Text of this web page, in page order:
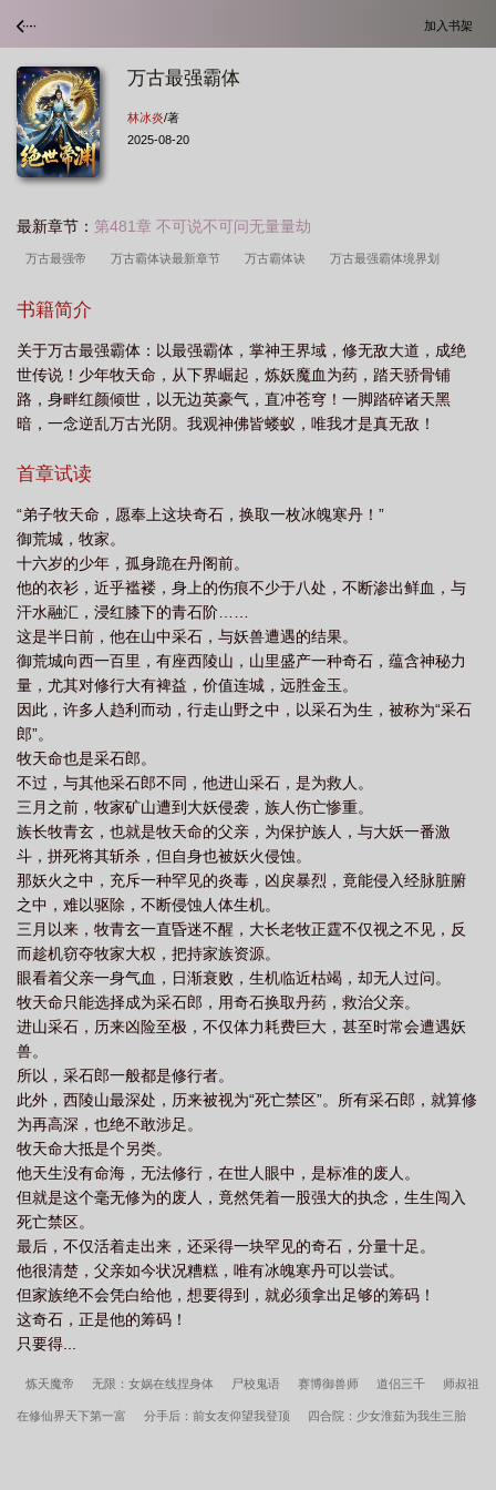
加入书架
万古最强霸体
林冰炎/著
2025-08-20
最新章节： 第481章 不可说不可问无量量劫
万古最强帝 万古霸体诀最新章节 万古霸体诀 万古最强霸体境界划
强百度百科
读 万古最强战神 万古最强天尊 万古最强者 万古最强 万古最强大
帝 万古我最强
书籍简介
关于万古最强霸体：以最强霸体，掌神王界域，修无敌大道，成绝
世传说！少年牧天命，从下界崛起，炼妖魔血为药，踏天骄骨铺
路，身畔红颜倾世，以无边英豪气，直冲苍穹！一脚踏碎诸天黑
暗，一念逆乱万古光阴。我观神佛皆蝼蚁，唯我才是真无敌！
首章试读
“弟子牧天命，愿奉上这块奇石，换取一枚冰魄寒丹！”
御荒城，牧家。
十六岁的少年，孤身跪在丹阁前。
他的衣衫，近乎褴褛，身上的伤痕不少于八处，不断渗出鲜血，与
汗水融汇，浸红膝下的青石阶……
这是半日前，他在山中采石，与妖兽遭遇的结果。
御荒城向西一百里，有座西陵山，山里盛产一种奇石，蕴含神秘力
量，尤其对修行大有裨益，价值连城，远胜金玉。
因此，许多人趋利而动，行走山野之中，以采石为生，被称为“采石
郎”。
牧天命也是采石郎。
不过，与其他采石郎不同，他进山采石，是为救人。
三月之前，牧家矿山遭到大妖侵袭，族人伤亡惨重。
族长牧青玄，也就是牧天命的父亲，为保护族人，与大妖一番激
斗，拼死将其斩杀，但自身也被妖火侵蚀。
那妖火之中，充斥一种罕见的炎毒，凶戾暴烈，竟能侵入经脉脏腑
之中，难以驱除，不断侵蚀人体生机。
三月以来，牧青玄一直昏迷不醒，大长老牧正霆不仅视之不见，反
而趁机窃夺牧家大权，把持家族资源。
眼看着父亲一身气血，日渐衰败，生机临近枯竭，却无人过问。
牧天命只能选择成为采石郎，用奇石换取丹药，救治父亲。
进山采石，历来凶险至极，不仅体力耗费巨大，甚至时常会遭遇妖
兽。
所以，采石郎一般都是修行者。
此外，西陵山最深处，历来被视为“死亡禁区”。所有采石郎，就算修
为再高深，也绝不敢涉足。
牧天命大抵是个另类。
他天生没有命海，无法修行，在世人眼中，是标准的废人。
但就是这个毫无修为的废人，竟然凭着一股强大的执念，生生闯入
死亡禁区。
最后，不仅活着走出来，还采得一块罕见的奇石，分量十足。
他很清楚，父亲如今状况糟糕，唯有冰魄寒丹可以尝试。
但家族绝不会凭白给他，想要得到，就必须拿出足够的筹码！
这奇石，正是他的筹码！
只要得...
炼天魔帝 无限：女娲在线捏身体 尸校鬼语 赛博御兽师 道侣三千 师叔祖
在修仙界天下第一富 分手后：前女友仰望我登顶 四合院：少女淮茹为我生三胎